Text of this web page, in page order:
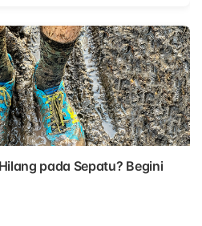
pada Sepatu? Begini